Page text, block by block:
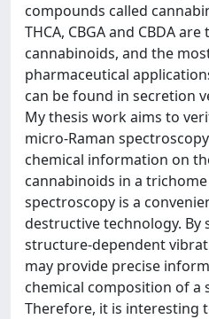
compounds called
THCA, CBGA and CBDA
cannabinoids, and the
pharmaceutical
can be found in secretion
My thesis work aims to
micro-Raman
chemical information on
cannabinoids in a
spectroscopy is a
destructive technology. By
structure-dependent
may provide precise
chemical composition of a
Therefore, it is interesting